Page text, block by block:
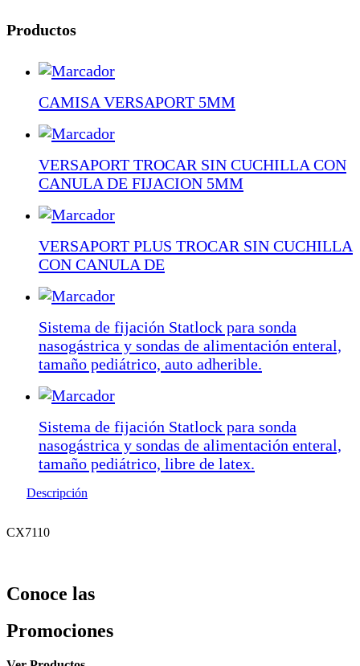
Productos
CAMISA VERSAPORT 5MM
VERSAPORT TROCAR SIN CUCHILLA CON
CANULA DE FIJACION 5MM
VERSAPORT PLUS TROCAR SIN CUCHILLA
CON CANULA DE
Sistema de fijación Statlock para sonda
nasogástrica y sondas de alimentación enteral,
tamaño pediátrico, auto adherible.
Sistema de fijación Statlock para sonda
nasogástrica y sondas de alimentación enteral,
tamaño pediátrico, libre de latex.
Descripción
CX7110
Conoce las
Promociones